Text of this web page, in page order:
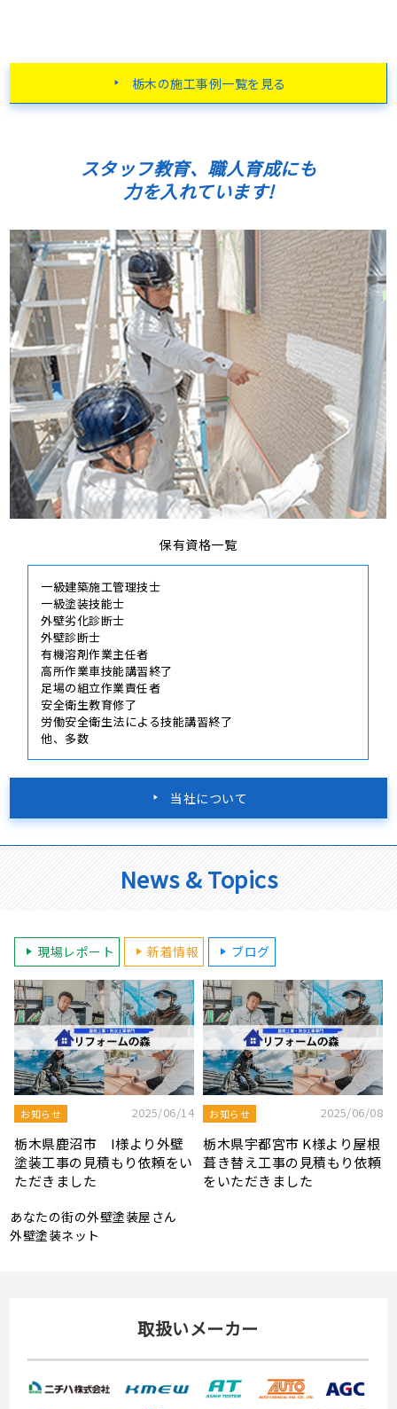
栃木の施工事例一覧を見る
スタッフ教育、職人育成にも
力を入れています!
保有資格一覧
一級建築施工管理技士
一級塗装技能士
外壁劣化診断士
外壁診断士
有機溶剤作業主任者
高所作業車技能講習終了
足場の組立作業責任者
安全衛生教育修了
労働安全衛生法による技能講習終了
他、多数
当社について
News & Topics
現場レポート 新着情報 ブログ
モルタル外壁の特徴と劣化症
状、メンテナンス方法を解説
令和7年度 結婚新生活支援補
助金が実施されます！
あなたの街の外壁塗装屋さん
外壁塗装ネット
取扱いメーカー